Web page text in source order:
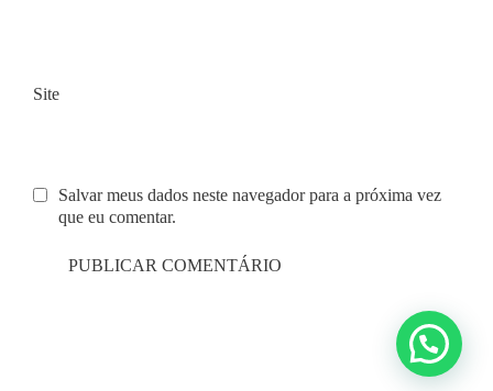
Site
Salvar meus dados neste navegador para a próxima vez
que eu comentar.